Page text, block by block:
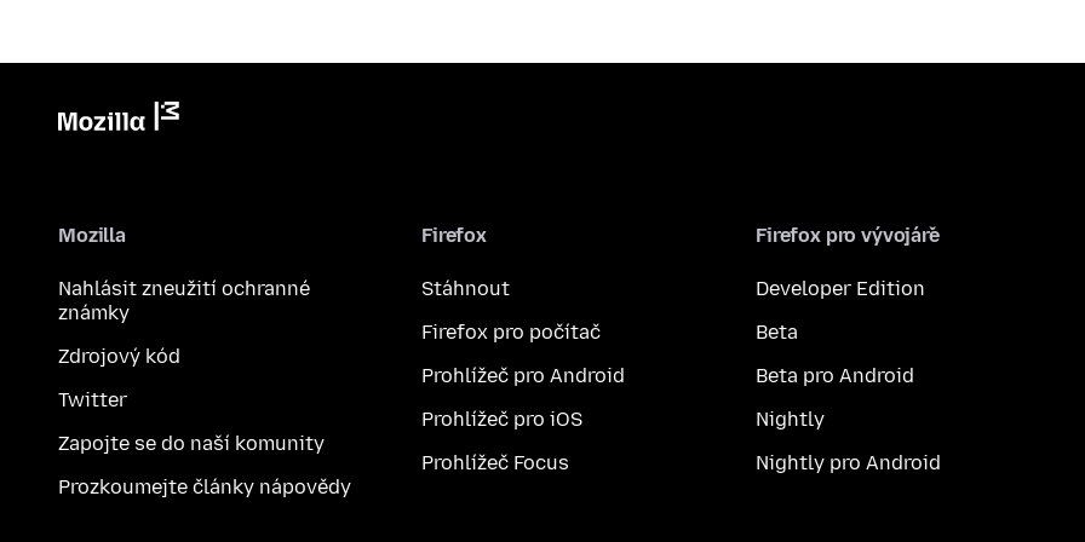
Mozilla
Nahlásit zneužití ochranné
známky
Zdrojový kód
Twitter
Zapojte se do naší komunity
Prozkoumejte články nápovědy
Firefox
Stáhnout
Firefox pro počítač
Prohlížeč pro Android
Prohlížeč pro iOS
Prohlížeč Focus
Firefox pro vývojáře
Developer Edition
Beta
Beta pro Android
Nightly
Nightly pro Android